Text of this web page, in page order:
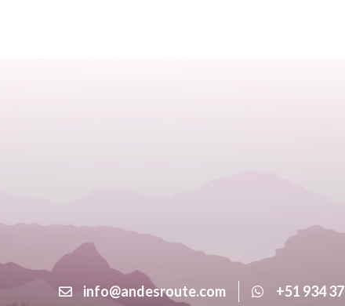
info@andesroute.com +51 934